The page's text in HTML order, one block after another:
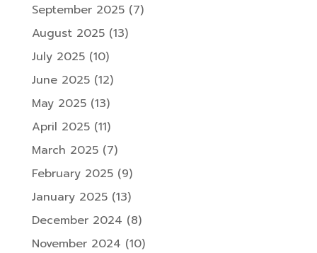
September 2025(7)
August 2025(13)
July 2025(10)
June 2025(12)
May 2025(13)
April 2025(11)
March 2025(7)
February 2025(9)
January 2025(13)
December 2024 (8)
November 2024 (10)